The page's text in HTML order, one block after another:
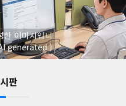
한 이미지입니
generated )
판